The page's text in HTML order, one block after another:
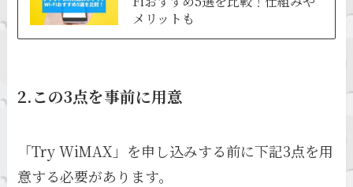
メリットも
2.この3点を事前に用意
「Try WiMAX」を申し込みする前に下記3点を用
意する必要があります。